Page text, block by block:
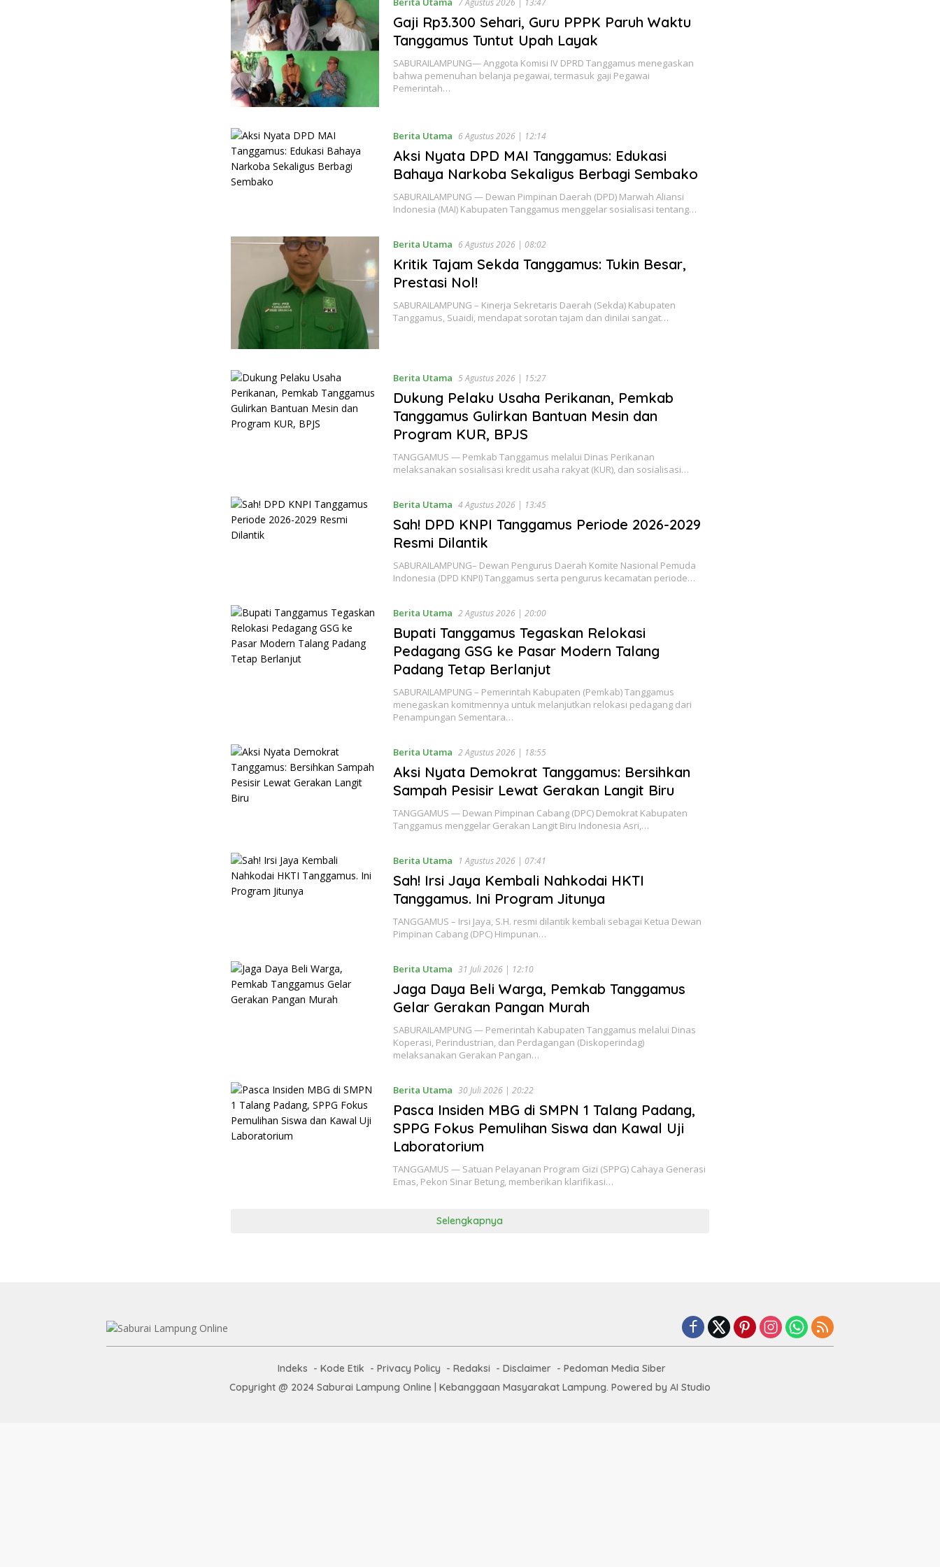
Gaji Rp3.300 Sehari, Guru PPPK Paruh Waktu
Tanggamus Tuntut Upah Layak
SABURAILAMPUNG— Anggota Komisi IV DPRD Tanggamus menegaskan
bahwa pemenuhan belanja pegawai, termasuk gaji Pegawai
Pemerintah…
Berita Utama 6 Agustus 2026 | 12:14
Aksi Nyata DPD MAI Tanggamus: Edukasi
Bahaya Narkoba Sekaligus Berbagi Sembako
SABURAILAMPUNG — Dewan Pimpinan Daerah (DPD) Marwah Aliansi
Indonesia (MAI) Kabupaten Tanggamus menggelar sosialisasi tentang…
Berita Utama 6 Agustus 2026 | 08:02
Kritik Tajam Sekda Tanggamus: Tukin Besar,
Prestasi Nol!
SABURAILAMPUNG – Kinerja Sekretaris Daerah (Sekda) Kabupaten
Tanggamus, Suaidi, mendapat sorotan tajam dan dinilai sangat…
Berita Utama 5 Agustus 2026 | 15:27
Dukung Pelaku Usaha Perikanan, Pemkab
Tanggamus Gulirkan Bantuan Mesin dan
Program KUR, BPJS
TANGGAMUS — Pemkab Tanggamus melalui Dinas Perikanan
melaksanakan sosialisasi kredit usaha rakyat (KUR), dan sosialisasi…
Berita Utama 4 Agustus 2026 | 13:45
Sah! DPD KNPI Tanggamus Periode 2026-2029
Resmi Dilantik
SABURAILAMPUNG– Dewan Pengurus Daerah Komite Nasional Pemuda
Indonesia (DPD KNPI) Tanggamus serta pengurus kecamatan periode…
Berita Utama 2 Agustus 2026 | 20:00
Bupati Tanggamus Tegaskan Relokasi
Pedagang GSG ke Pasar Modern Talang
Padang Tetap Berlanjut
SABURAILAMPUNG – Pemerintah Kabupaten (Pemkab) Tanggamus
menegaskan komitmennya untuk melanjutkan relokasi pedagang dari
Penampungan Sementara…
Berita Utama 2 Agustus 2026 | 18:55
Aksi Nyata Demokrat Tanggamus: Bersihkan
Sampah Pesisir Lewat Gerakan Langit Biru
TANGGAMUS — Dewan Pimpinan Cabang (DPC) Demokrat Kabupaten
Tanggamus menggelar Gerakan Langit Biru Indonesia Asri,…
Berita Utama 1 Agustus 2026 | 07:41
Sah! Irsi Jaya Kembali Nahkodai HKTI
Tanggamus. Ini Program Jitunya
TANGGAMUS – Irsi Jaya, S.H. resmi dilantik kembali sebagai Ketua Dewan
Pimpinan Cabang (DPC) Himpunan…
Berita Utama 31 Juli 2026 | 12:10
Jaga Daya Beli Warga, Pemkab Tanggamus
Gelar Gerakan Pangan Murah
SABURAILAMPUNG — Pemerintah Kabupaten Tanggamus melalui Dinas
Koperasi, Perindustrian, dan Perdagangan (Diskoperindag)
melaksanakan Gerakan Pangan…
Berita Utama 30 Juli 2026 | 20:22
Pasca Insiden MBG di SMPN 1 Talang Padang,
SPPG Fokus Pemulihan Siswa dan Kawal Uji
Laboratorium
TANGGAMUS — Satuan Pelayanan Program Gizi (SPPG) Cahaya Generasi
Emas, Pekon Sinar Betung, memberikan klarifikasi…
Selengkapnya
Indeks Kode Etik Privacy Policy Redaksi Disclaimer
Pedoman Media Siber
Copyright @ 2024 Saburai Lampung Online | Kebanggaan Masyarakat Lampung. Powered by AI Studio